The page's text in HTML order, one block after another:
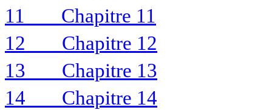
11
Chapitre 11
12
Chapitre 12
13
Chapitre 13
14
Chapitre 14